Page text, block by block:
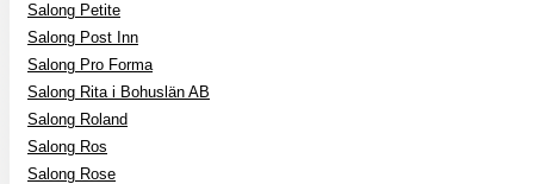
Salong Petite
Salong Post Inn
Salong Pro Forma
Salong Rita i Bohuslän AB
Salong Roland
Salong Ros
Salong Rose